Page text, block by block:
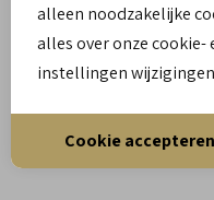
Terug
alleen noodzakelijke
alles over onze
instellingen
Cookie accepteren